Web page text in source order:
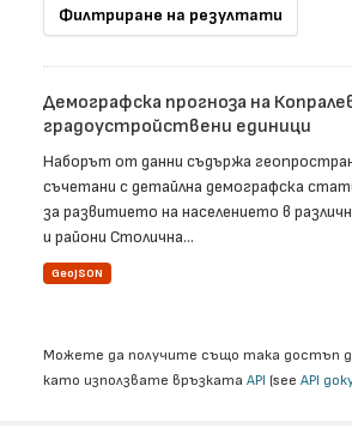
Филтриране на резултати
Демографска прогноза на
градоустройствени единици
Наборът от данни съдържа
съчетани с детайлна демографска
за развитието на населението в
и райони Столична...
GeoJSON
Можете да получите също така достъп
като използвате връзката API (see API